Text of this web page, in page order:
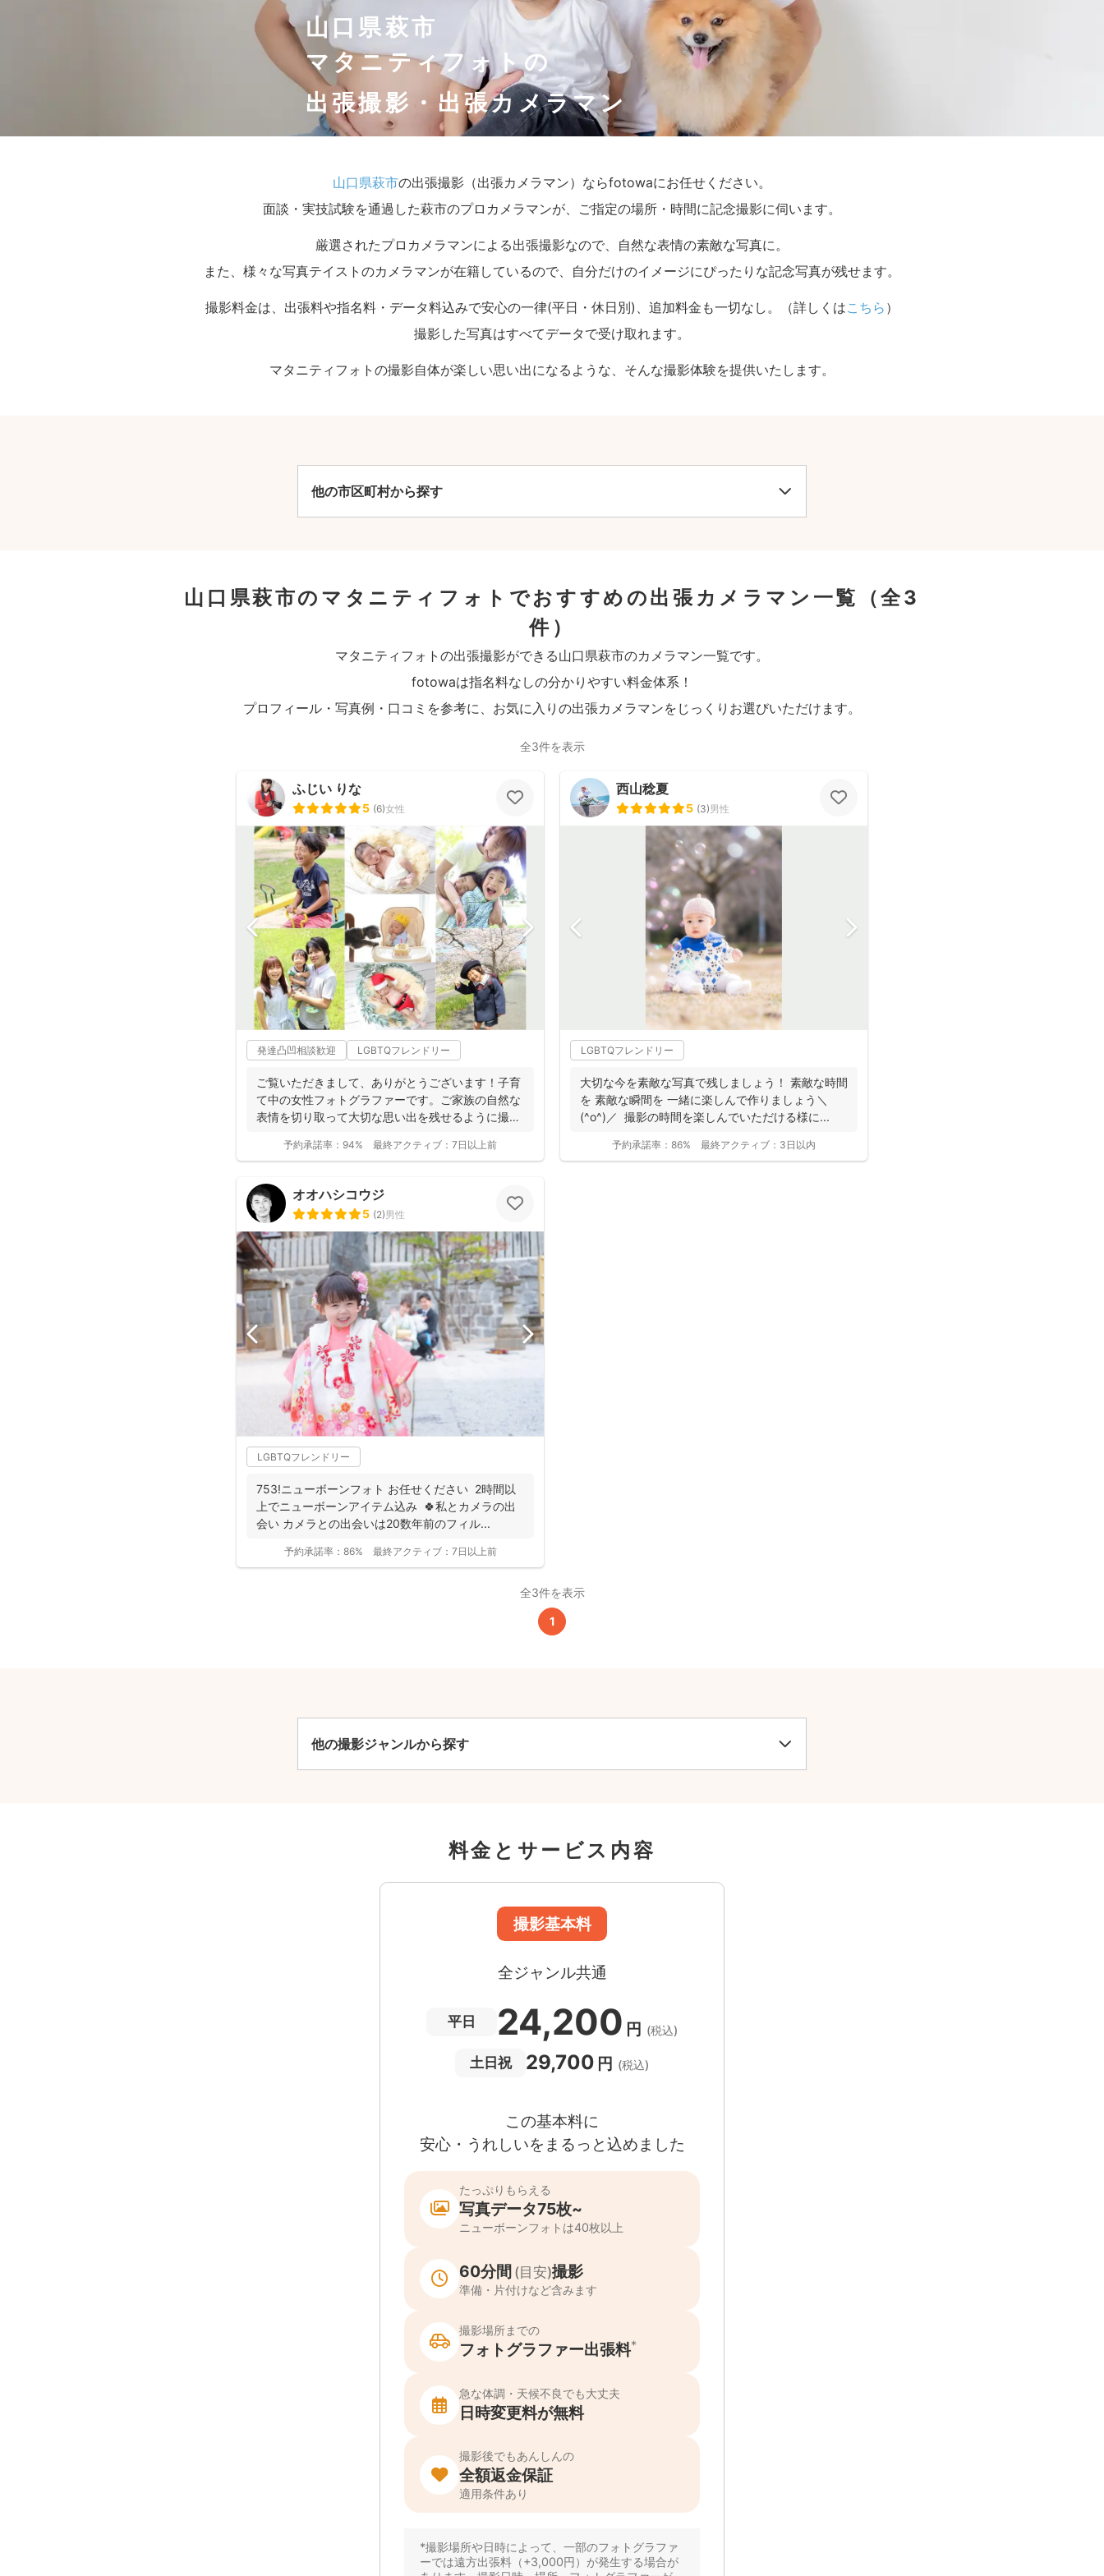
山口県萩市
マタニティフォトの
出張撮影・出張カメラマン
山口県萩市の出張撮影（出張カメラマン）ならfotowaにお任せください。
面談・実技試験を通過した萩市のプロカメラマンが、ご指定の場所・時間に記念撮影に伺います。
厳選されたプロカメラマンによる出張撮影なので、自然な表情の素敵な写真に。
また、様々な写真テイストのカメラマンが在籍しているので、自分だけのイメージにぴったりな記念写真が残せます。
撮影料金は、出張料や指名料・データ料込みで安心の一律(平日・休日別)、追加料金も一切なし。（詳しくはこちら ）
撮影した写真はすべてデータで受け取れます。
マタニティフォトの撮影自体が楽しい思い出になるような、そんな撮影体験を提供いたします。
他の市区町村から探す
山口県萩市のマタニティフォトでおすすめの出張カメラマン一覧
（全3
件）
マタニティフォトの出張撮影ができる山口県萩市のカメラマン一覧です。
fotowaは指名料なしの分かりやすい料金体系！
プロフィール・写真例・口コミを参考に、お気に入りの出張カメラマンをじっくりお選びいただけます。
全3件を表示
ふじい りな
5 (6)女性
発達凸凹相談歓迎 LGBTQフレンドリー
ご覧いただきまして、ありがとうございます！子育
て中の女性フォトグラファーです。ご家族の自然な
表情を切り取って大切な思い出を残せるように撮影
予約承諾率： 94% 最終アクティブ： 7日以上前
西山稔夏
5 (3)男性
LGBTQフレンドリー
大切な今を素敵な写真で残しましょう！ 素敵な時間
を 素敵な瞬間を 一緒に楽しんで作りましょう＼
(^o^)／ 撮影の時間を楽しんでいただける様に...
予約承諾率： 86% 最終アクティブ： 3日以内
オオハシコウジ
5 (2)男性
LGBTQフレンドリー
753!ニューボーンフォト お任せください 2時間以
上でニューボーンアイテム込み 🍀私とカメラの出
会い カメラとの出会いは20数年前のフィル...
予約承諾率： 86% 最終アクティブ： 7日以上前
全3件を表示
1
他の撮影ジャンルから探す
料金とサービス内容
(税込)
準備・片付けなど含みます
撮影場所までの
急な体調・天候不良でも大丈夫
*撮影場所や日時によって、一部のフォトグラファ
ーでは遠方出張料（+3,000円）が発生する場合が